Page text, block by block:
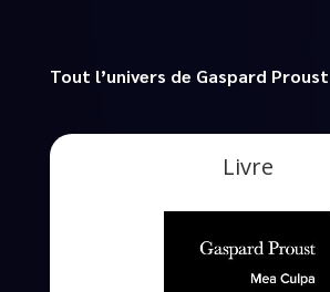
Tout l’univers de Gaspard Proust
Livre